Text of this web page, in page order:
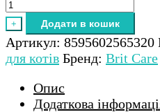
+ Додати в кошик
Артикул: 8595602565320
для котів Бренд: Brit Care
Опис
Додаткова